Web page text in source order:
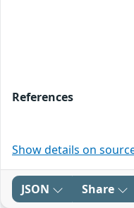
References
Show details on
JSON Share